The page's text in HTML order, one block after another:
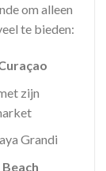
om alleen
te bieden:
zijn
Grandi